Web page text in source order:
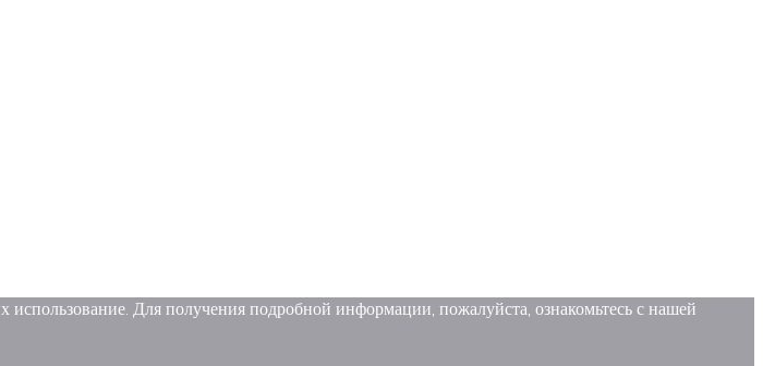
использование. Для получения подробной информации, пожалуйста, ознакомьтесь с нашей